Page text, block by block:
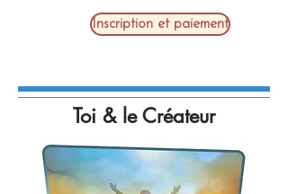
Inscription et paiement
Toi & le Créateur